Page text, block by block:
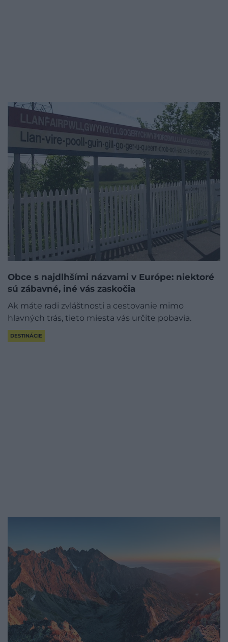
Obce s najdlhšími názvami v Európe: niektoré
sú zábavné, iné vás zaskočia
Ak máte radi zvláštnosti a cestovanie mimo
hlavných trás, tieto miesta vás určite pobavia.
DESTINÁCIE